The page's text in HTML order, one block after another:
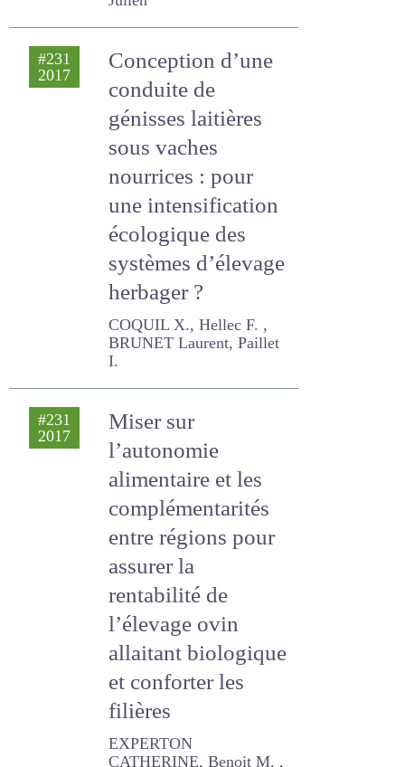
COUTARD J.-P., FORTIN
Julien
#231
Conception d’une
conduite de
génisses laitières
sous vaches
nourrices : pour
une intensification
écologique des
systèmes
d’élevage herbager
?
COQUIL X., Hellec F. ,
Miser sur
l’autonomie
alimentaire et les
complémentarités
entre régions pour
assurer la
rentabilité de
l’élevage ovin
allaitant biologique
et conforter les
filières